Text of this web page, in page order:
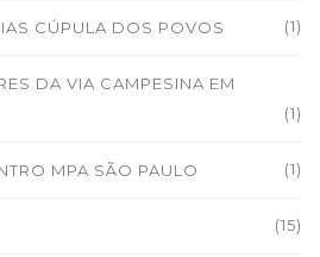
CÚPULA DOS POVOS (1)
DA VIA CAMPESINA EM
(1)
MPA SÃO PAULO (1)
(15)